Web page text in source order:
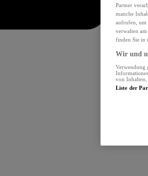
Partner
manche
aufrufen, um
verwalten
finden Sie in
Wir und
Verwendung
von Inhalten,
Liste der